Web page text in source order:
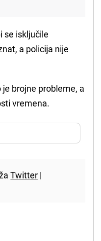
se isključile
a policija nije
brojne probleme, a
vremena.
Twitter |